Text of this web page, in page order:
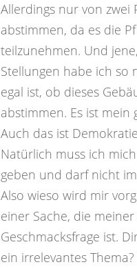
Allerdings nur von zwei
abstimmen, da es die
teilzunehmen. Und
Stellungen habe ich so
egal ist, ob dieses
abstimmen. Es ist mein
Auch das ist
Natürlich muss ich
geben und darf nicht
Also wieso wird mir
einer Sache, die
Geschmacksfrage ist.
ein irrelevantes